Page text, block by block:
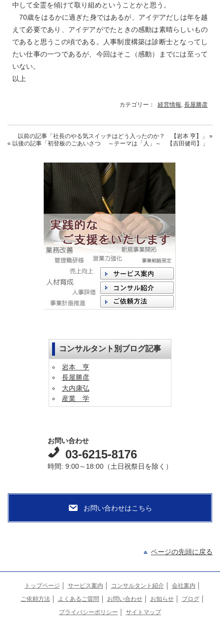
中して全霊を傾けて取り組めということかと思う。
70歳をはるかに過ぎた身ではあるが、アイデアだしは年を越
えて必要であり、アイデアがでたときの感動は素晴らしいもの
であると思うこの頃である。人事制度構築は診断士となってし
たい仕事の一つであるが、今回はそこ（感動）までには至って
いない。
以上
カテゴリー： 経営情報 長屋勝彦
以前の記事 「社長のやる気スイッチはどう入ったのか？ 【岩本 亨】」
»
« 以後の記事 「初登板のごあいさつ ～テーマは「人」～ 【吉田健司】」
コンサルタント別ブログ記事
岩本 亨
長屋勝彦
大内康弘
産業 学
お問い合わせ
03-6215-8176
時間: 9:00～18:00（土日祝祭日を除く）
ページの先頭に戻る
トップページ サービス案内 コンサルタント紹介
会社案内
ご依頼方法
よくあるご質問 お問い合わせ お知らせ
ブログ
プライバシーポリシー
サイトマップ